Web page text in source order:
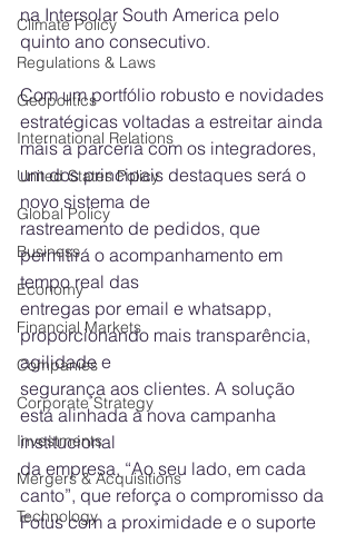
Climate Policy
Regulations & Laws
Geopolitics
International Relations
United States Policy
Global Policy
Business
Economy
Financial Markets
Companies
Corporate Strategy
Investments
Mergers & Acquisitions
Technology
na Intersolar South America pelo
quinto ano consecutivo.
Com um portfólio robusto e novidades
estratégicas voltadas a estreitar ainda
mais a parceria com os integradores,
um dos principais destaques será o
novo sistema de
rastreamento de pedidos, que
permitirá o acompanhamento em
tempo real das
entregas por email e whatsapp,
proporcionando mais transparência,
agilidade e
segurança aos clientes. A solução
está alinhada à nova campanha
institucional
da empresa, “Ao seu lado, em cada
canto”, que reforça o compromisso da
Fotus com a proximidade e o suporte